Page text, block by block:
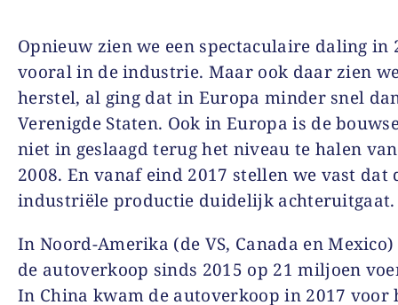
Opnieuw zien we een spectaculaire daling in
vooral in de industrie. Maar ook daar zien
herstel, al ging dat in Europa minder snel
Verenigde Staten. Ook in Europa is de
niet in geslaagd terug het niveau te halen
2008. En vanaf eind 2017 stellen we vast dat
industriële productie duidelijk achteruitgaat.
In Noord-Amerika (de VS, Canada en
de autoverkoop sinds 2015 op 21 miljoen
In China kwam de autoverkoop in 2017 voor